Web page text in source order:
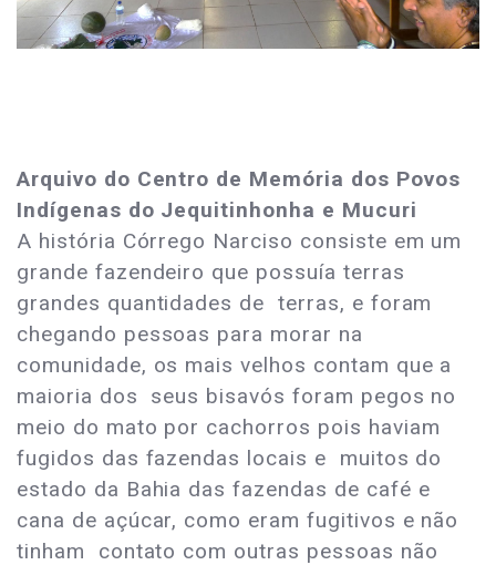
Arquivo do Centro de Memória dos Povos
Indígenas do Jequitinhonha e Mucuri
A história Córrego Narciso consiste em um
grande fazendeiro que possuía terras
grandes quantidades de terras, e foram
chegando pessoas para morar na
comunidade, os mais velhos contam que a
maioria dos seus bisavós foram pegos no
meio do mato por cachorros pois haviam
fugidos das fazendas locais e muitos do
estado da Bahia das fazendas de café e
cana de açúcar, como eram fugitivos e não
tinham contato com outras pessoas não